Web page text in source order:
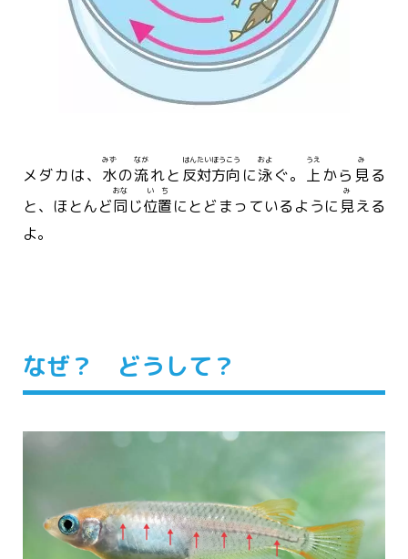
メダカは、 水
みず
の流
なが
れと 反対
はんたい
方向
ほうこう
に泳
およ
ぐ。 上
うえ
から 見
み
る
と、ほとんど同
おな
じ位置
いち
にとどまっているように 見
み
える
よ。
なぜ？ どうして？